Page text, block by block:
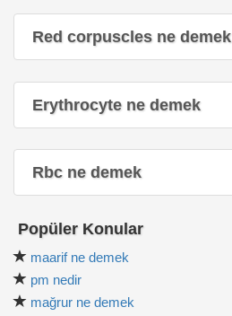
Red corpuscles ne demek
Erythrocyte ne demek
Rbc ne demek
Popüler Konular
maarif ne demek
pm nedir
mağrur ne demek